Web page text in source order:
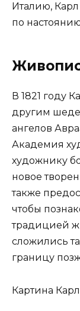
Италию,
по
В 1821 году
другим
ангелов
Академия
художнику
новое
также
чтобы
традицией
сложились
границу
Картина